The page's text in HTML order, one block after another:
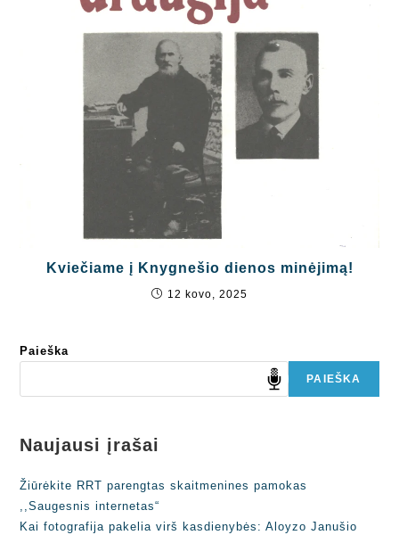
Kviečiame į Knygnešio dienos minėjimą!
12 kovo, 2025
Paieška
PAIEŠKA
Naujausi įrašai
Žiūrėkite RRT parengtas skaitmenines pamokas
,,Saugesnis internetas“
Kai fotografija pakelia virš kasdienybės: Aloyzo Janušio